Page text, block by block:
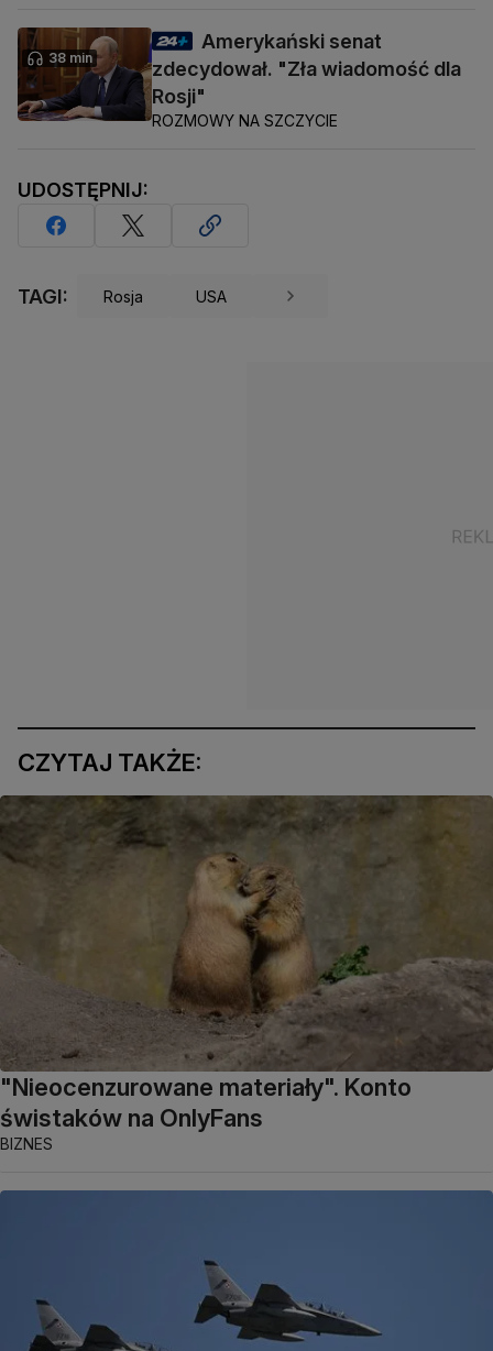
38 min
Amerykański senat
zdecydował. "Zła wiadomość dla
Rosji"
ROZMOWY NA SZCZYCIE
UDOSTĘPNIJ:
TAGI: Rosja USA
CZYTAJ TAKŻE:
"Nieocenzurowane materiały". Konto
świstaków na OnlyFans
BIZNES